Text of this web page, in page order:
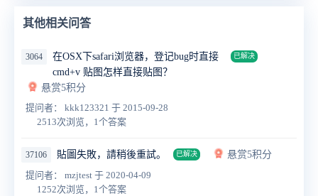
其他相关问答
3064
在OSX下safari浏览器，登记bug时直接
cmd+v 贴图怎样直接贴图？
已解决
悬赏5积分
提问者： kkk123321 于 2015-09-28
2513次浏览，1个答案
37106 貼圖失敗，請稍後重試。 已解决
悬赏5积分
提问者： mzjtest 于 2020-04-09
1252次浏览，1个答案